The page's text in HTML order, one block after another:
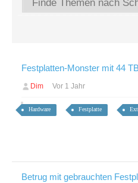
Festplatten-Monster mit 44
Dim Vor 1 Jahr
Hardware Festplatte
Betrug mit gebrauchten